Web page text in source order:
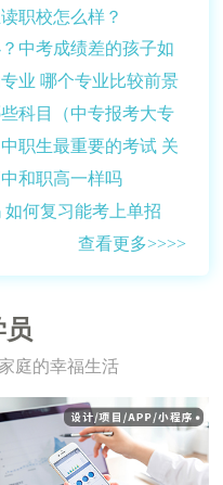
职校怎么样？
中考成绩差的孩子如
业 哪个专业比较前景
科目（中专报考大专
职生最重要的考试 关
和职高一样吗
何复习能考上单招
查看更多>>>>
员
庭的幸福生活